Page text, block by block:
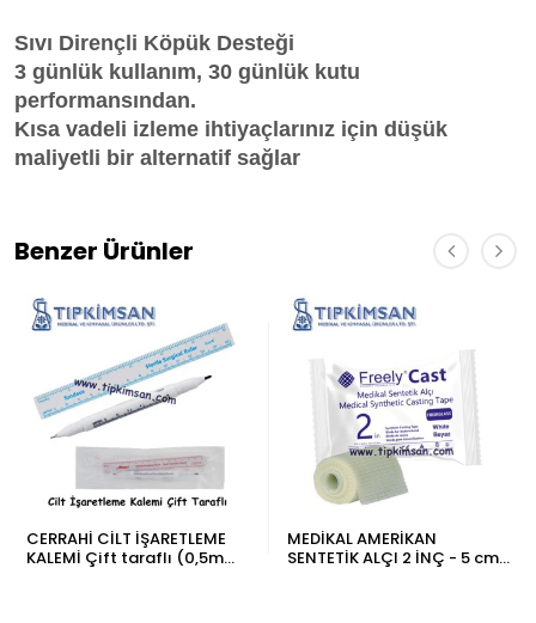
Sıvı Dirençli Köpük Desteği
3 günlük kullanım, 30 günlük kutu
performansından.
Kısa vadeli izleme ihtiyaçlarınız için düşük
maliyetli bir alternatif sağlar
Benzer Ürünler
CERRAHİ CİLT İŞARETLEME
KALEMİ Çift taraflı (0,5mm
MEDİKAL AMERİKAN
SENTETİK ALÇI 2 İNÇ - 5 cm x